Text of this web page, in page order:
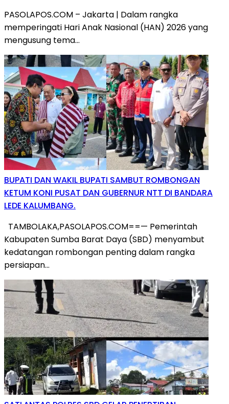
PASOLAPOS.COM – Jakarta | Dalam rangka
memperingati Hari Anak Nasional (HAN) 2026 yang
mengusung tema…
BUPATI DAN WAKIL BUPATI SAMBUT ROMBONGAN
KETUM KONI PUSAT DAN GUBERNUR NTT DI BANDARA
LEDE KALUMBANG.
TAMBOLAKA,PASOLAPOS.COM==— Pemerintah
Kabupaten Sumba Barat Daya (SBD) menyambut
kedatangan rombongan penting dalam rangka
persiapan…